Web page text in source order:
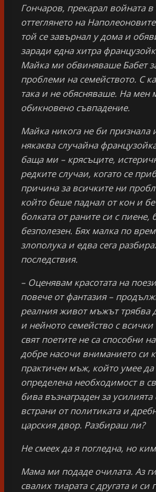
Гончаров, прекарал войната
оттеглянето на
той се завърнал у дома и
заради една хитра
Майка ми обвиняваше Бабет
проблеми на семейството. С
така и не обясняваше. На мен
обикновено съвпадение.
Майка никога не би признала
някаква случайна
баща ми – крясъците,
редките случаи, когато се
причина за всичките ни
който беше паднал от кон и
болката от раните си с
безполезен. Бях малка по
злополука и едва сега
последствия.
– Оценявам красотата на
повече от фантазия –
реалния живот мъжът трябва
и нейното семейство с всички
свят поетите не са способни
добре насочи вниманието си
практичен мъж, който умее
определена необходимост в
бива възнаграден за
встрани от политиката и
царския двор. Разбираш ли?
Не смеех да я погледна, но
Мама ми подаде очилата. Аз
свалих тиарата с другата и си